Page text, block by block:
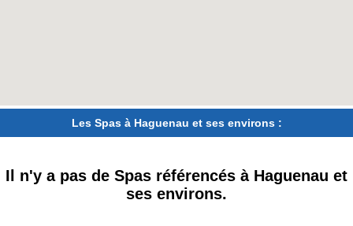
Les Spas à Haguenau et ses environs :
Il n'y a pas de Spas référencés à Haguenau et
ses environs.